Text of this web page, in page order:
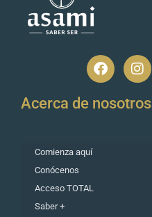
Acerca de nosotros
Comienza aquí
Conócenos
Acceso TOTAL
Saber +